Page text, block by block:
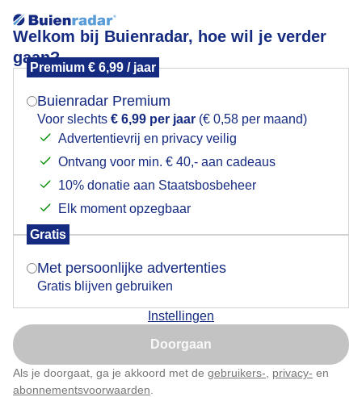
Welkom bij Buienradar, hoe wil je verder
gaan?
Premium € 6,99 / jaar
Buienradar Premium
Voor slechts € 6,99 per jaar (€ 0,58 per maand)
Advertentievrij en privacy veilig
Ontvang voor min. € 40,- aan cadeaus
10% donatie aan Staatsbosbeheer
Elk moment opzegbaar
Gratis
Met persoonlijke advertenties
Gratis blijven gebruiken
Instellingen
Doorgaan
Als je doorgaat, ga je akkoord met de gebruikers- privacy- en
abonnementsvoorwaarden
Bladranden
Mooie bijzonder bladranden vanmorgen.
Door: Ria Luttikhold Gemaakt: 01-03-2023, 91x bekeken
Mogen we je locatie gebruiken voor het
Indien je hier nog geen akkoord op hebt gegeven,
verschijnt er zo een pop-up uit je browser waarin
Is goed, toon de popup
Nu niet, misschien later
Klik hierom dit aan te passen